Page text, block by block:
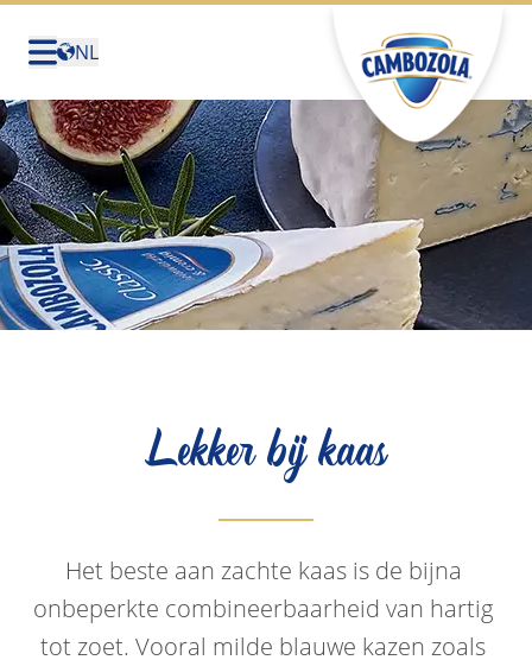
NL
Deutschland
(Deutsch)
United States (English)
Canada (English)
Canada (Français)
België (Nederlands)
Lekker bij kaas
Het beste aan zachte kaas is de bijna
onbeperkte combineerbaarheid van hartig
tot zoet. Vooral milde blauwe kazen zoals